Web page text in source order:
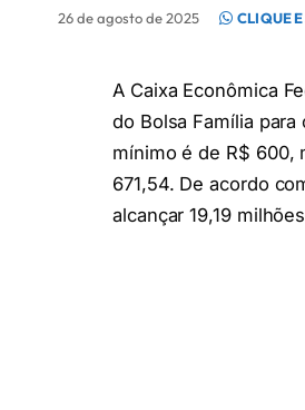
26 de agosto de 2025 CLIQUE
A Caixa Econômica
do Bolsa Família
mínimo é de R$ 600,
671,54. De acordo
alcançar 19,19